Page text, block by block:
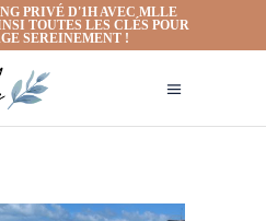
PRIVÉ D'1H AVEC MLLE
TOUTES LES CLÉS POUR
SEREINEMENT !